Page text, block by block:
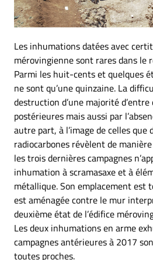
Les inhumations datées avec
mérovingienne sont rares dans le
Parmi les huit-cents et quelques
ne sont qu’une quinzaine. La
destruction d’une majorité
postérieures mais aussi par
autre part, à l’image de celles que
radiocarbones révèlent de
les trois dernières campagnes
inhumation à scramasaxe et à
métallique. Son emplacement est
est aménagée contre le mur
deuxième état de l’édifice
Les deux inhumations en arme
campagnes antérieures à 2017
toutes proches.